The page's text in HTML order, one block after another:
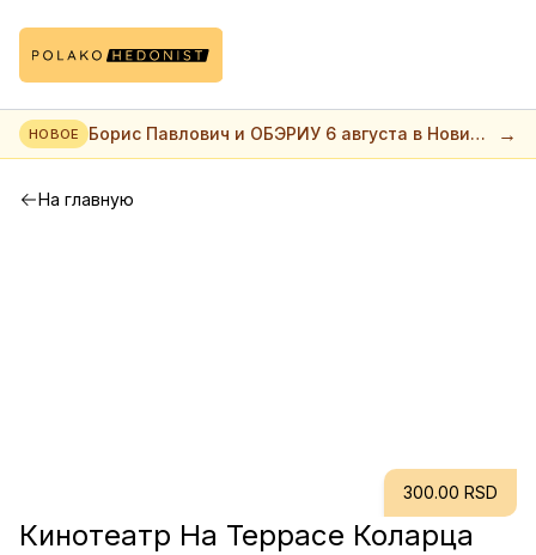
НОВОЕ
Борис Павлович и ОБЭРИУ 6 августа в Нови
саде
→
На главную
300.00 RSD
Кинотеатр На Террасе Коларца